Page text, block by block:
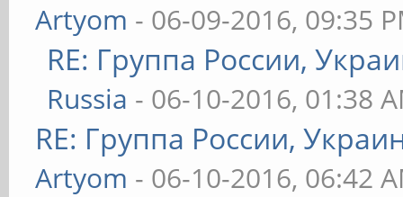
Artyom - 06-09-2016, 09:35
RE: Группа России,
Russia - 06-10-2016, 01:38
RE: Группа России,
Artyom - 06-10-2016, 06:42